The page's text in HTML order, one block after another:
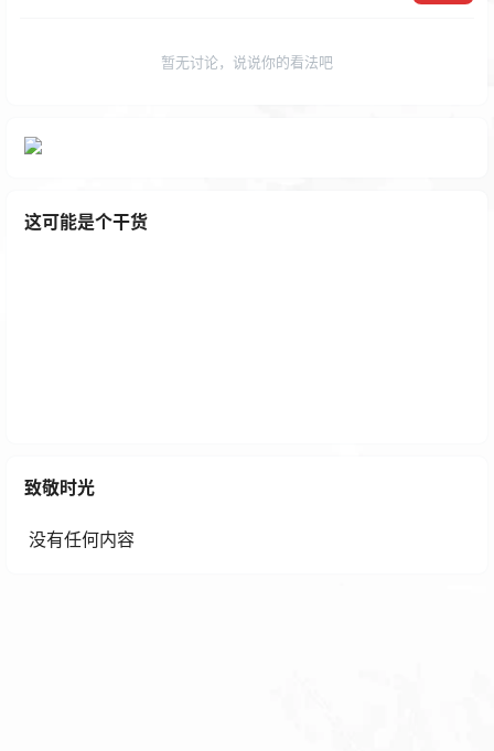
暂无讨论，说说你的看法吧
这可能是个干货
致敬时光
没有任何内容